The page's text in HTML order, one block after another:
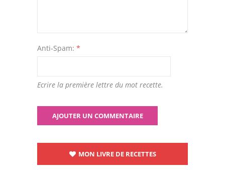
Anti-Spam: *
Ecrire la première lettre du mot recette.
MON LIVRE DE RECETTES